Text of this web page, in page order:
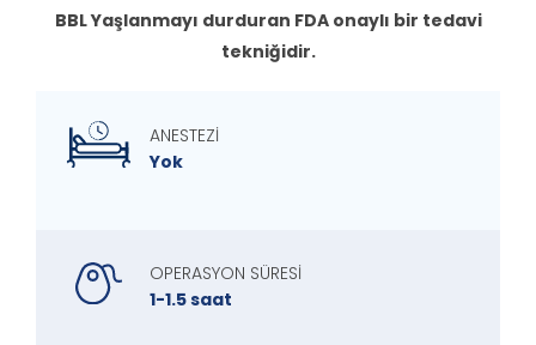
BBL Yaşlanmayı durduran FDA onaylı bir tedavi
tekniğidir.
ANESTEZİ
Yok
OPERASYON SÜRESİ
1-1.5 saat